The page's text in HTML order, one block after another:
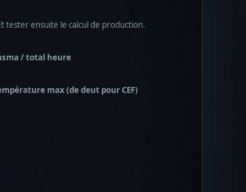
tester ensuite le calcul de production.
/ total heure
max (de deut pour CEF)